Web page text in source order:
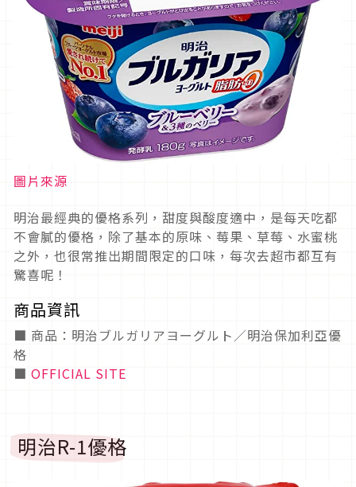
圖片來源
明治最經典的優格系列，甜度與酸度適中，是每天吃都
不會膩的優格，除了基本的原味、莓果、草莓、水蜜桃
之外，也很常推出期間限定的口味，每次去超市都互有
驚喜呢！
商品資訊
■ 商品：明治ブルガリアヨーグルト／明治保加利亞優
格
■ OFFICIAL SITE
明治R-1優格